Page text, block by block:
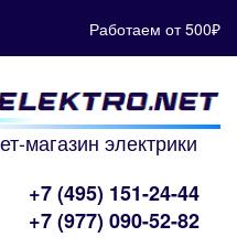
Работаем от 500₽
магазин электрики
+7 (495) 151-24-44
+7 (977) 090-52-82